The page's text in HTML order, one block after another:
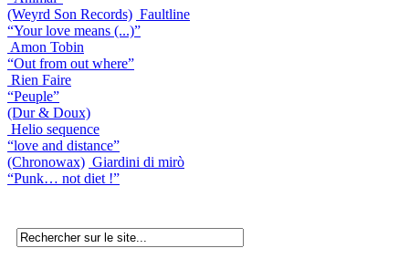
(Weyrd Son Records) Faultline
“Your love means (...)”
Amon Tobin
“Out from out where”
Rien Faire
“Peuple”
(Dur & Doux)
Helio sequence
“love and distance”
(Chronowax) Giardini di mirò
“Punk… not diet !”